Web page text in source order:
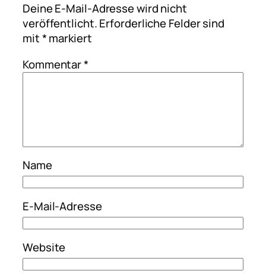
Deine E-Mail-Adresse wird nicht
veröffentlicht.Erforderliche Felder sind
mit*markiert
Kommentar*
Name
E-Mail-Adresse
Website